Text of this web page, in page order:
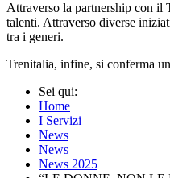
Attraverso la partnership con il
talenti. Attraverso diverse
tra i generi.
Trenitalia, infine, si conferma
Sei qui:
Home
I Servizi
News
News
News 2025